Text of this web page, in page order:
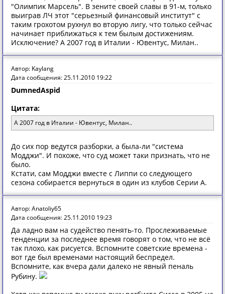
"Олимпик Марсель". В зените своей славы в 91-м, только
выиграв ЛЧ этот "серьезный финансовый институт" с
таким грохотом рухнул во вторую лигу, что только сейчас
начинает приближаться к тем былым достижениям.
Исключение? А 2007 год в Италии - Ювентус, Милан..
Автор: Kaylang
Дата сообщения: 25.11.2010 19:22
DumnedAspid
Цитата:
А 2007 год в Италии - Ювентус, Милан..
До сих пор ведутся разборки, а была-ли "система
Модджи". И похоже, что суд может таки признать, что не
было.
Кстати, сам Модджи вместе с Липпи со следующего
сезона собирается вернуться в один из клубов Серии А.
Автор: Anatoliy65
Дата сообщения: 25.11.2010 19:23
Да ладно вам на судейство пенять-то. Прослеживаемые
тенденции за последнее время говорят о том, что не всё
так плохо, как рисуется. Вспомните советские времена -
вот где был временами настоящий беспредел.
Вспомните, как вчера дали далеко не явный пеналь
Рубину.